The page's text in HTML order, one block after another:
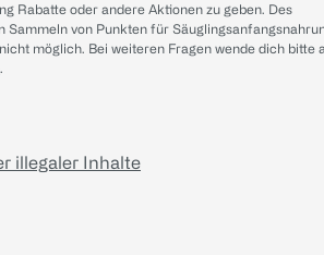
Rabatte oder andere Aktionen zu geben. Des
Sammeln von Punkten für
möglich. Bei weiteren Fragen wende dich bitte
.
illegaler Inhalte